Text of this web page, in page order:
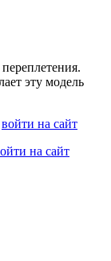
эту модель
войти на сайт
на сайт